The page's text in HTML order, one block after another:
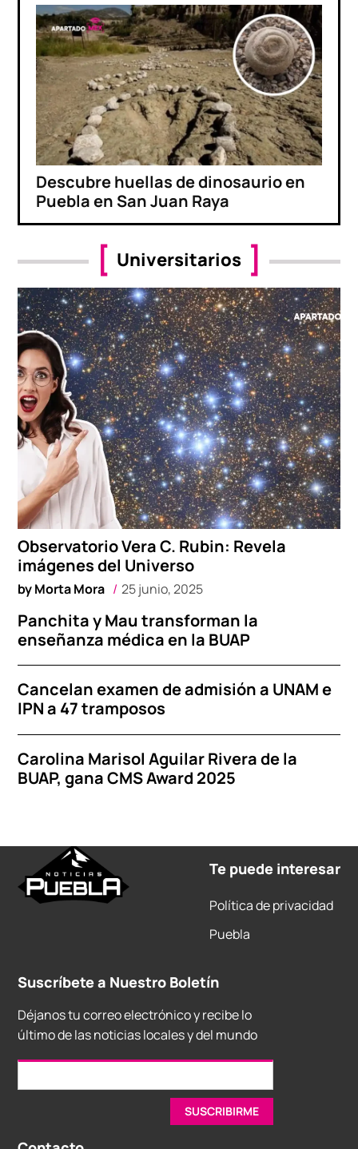
Descubre huellas de dinosaurio en
Puebla en San Juan Raya
Universitarios
Observatorio Vera C. Rubin: Revela
imágenes del Universo
byMorta Mora 25 junio, 2025
Panchita y Mau transforman la
enseñanza médica en la BUAP
Cancelan examen de admisión a UNAM e
IPN a 47 tramposos
Carolina Marisol Aguilar Rivera de la
BUAP, gana CMS Award 2025
Te puede interesar
Política de privacidad
Puebla
Suscríbete a Nuestro Boletín
Déjanos tu correo electrónico y recibe lo
último de las noticias locales y del mundo